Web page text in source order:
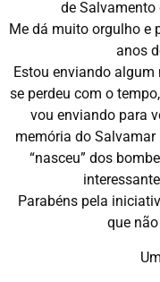
de Salvamento
Me dá muito orgulho e
anos
Estou enviando
se perdeu com o
vou enviando para
memória do Salvamar
“nasceu” dos
Parabéns pela
que